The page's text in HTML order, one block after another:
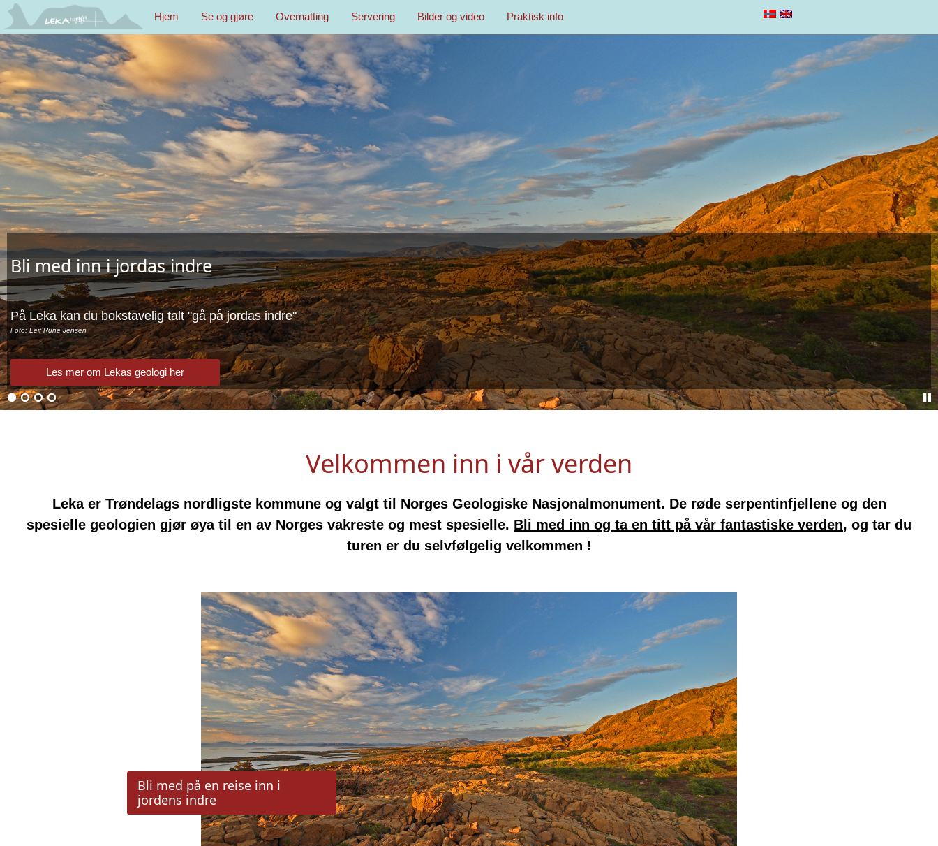
Hjem Se og gjøre Overnatting Servering Bilder og video Praktisk info
Bli med inn i jordas indre
På Leka kan du bokstavelig talt "gå på jordas indre"
Foto: Leif Rune Jensen
Les mer om Lekas geologi her
Velkommen inn i vår verden
Leka er Trøndelags nordligste kommune og valgt til Norges Geologiske Nasjonalmonument. De røde serpentinfjellene og den
spesielle geologien gjør øya til en av Norges vakreste og mest spesielle. Bli med inn og ta en titt på vår fantastiske verden, og tar du
turen er du selvfølgelig velkommen !